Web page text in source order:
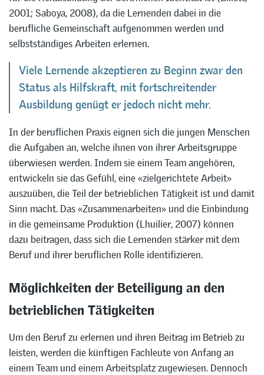
2001; Saboya, 2008), da die Lernenden dabei in die
berufliche Gemeinschaft aufgenommen werden und
selbstständiges Arbeiten erlernen.
Viele Lernende akzeptieren zu Beginn zwar den
Status als Hilfskraft, mit fortschreitender
Ausbildung genügt er jedoch nicht mehr.
In der beruflichen Praxis eignen sich die jungen Menschen
die Aufgaben an, welche ihnen von ihrer Arbeitsgruppe
überwiesen werden. Indem sie einem Team angehören,
entwickeln sie das Gefühl, eine «zielgerichtete Arbeit»
auszuüben, die Teil der betrieblichen Tätigkeit ist und damit
Sinn macht. Das «Zusammenarbeiten» und die Einbindung
in die gemeinsame Produktion (Lhuilier, 2007) können
dazu beitragen, dass sich die Lernenden stärker mit dem
Beruf und ihrer beruflichen Rolle identifizieren.
Möglichkeiten der Beteiligung an den
betrieblichen Tätigkeiten
Um den Beruf zu erlernen und ihren Beitrag im Betrieb zu
leisten, werden die künftigen Fachleute von Anfang an
einem Team und einem Arbeitsplatz zugewiesen. Dennoch